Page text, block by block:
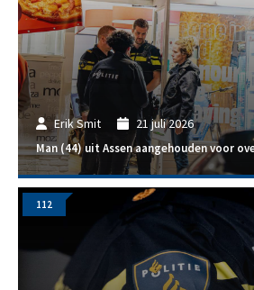
Erik Smit 21 juli 2026
Man (44) uit Assen aangehouden voor
112